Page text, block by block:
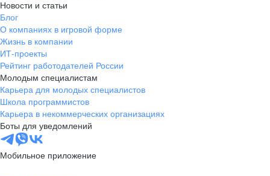
Новости и статьи
Блог
О компаниях в игровой форме
Жизнь в компании
ИТ-проекты
Рейтинг работодателей России
Молодым специалистам
Карьера для молодых специалистов
Школа программистов
Карьера в некоммерческих организациях
Боты для уведомлений
Мобильное приложение